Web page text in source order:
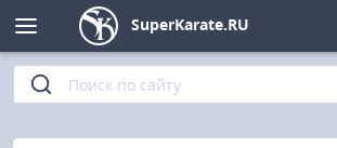
SuperKarate.RU
Киокушинкай
Кёкусин (IFK)
Фото
Видео
Интервью
Статьи
Уроки каратэ
Файлы